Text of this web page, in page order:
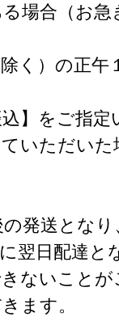
場合（お急
く）の正午
】をご指定
いただいた
発送となり
翌日配達と
ないこと
ます。